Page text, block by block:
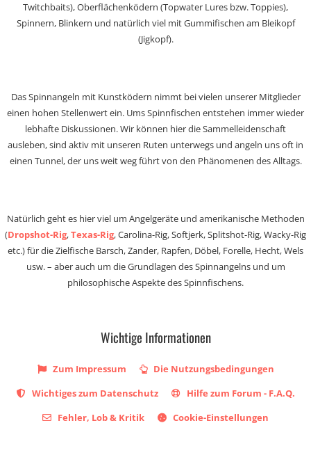
Twitchbaits), Oberflächenködern (Topwater Lures bzw. Toppies),
Spinnern, Blinkern und natürlich viel mit Gummifischen am Bleikopf
(Jigkopf).
Das Spinnangeln mit Kunstködern nimmt bei vielen unserer Mitglieder
einen hohen Stellenwert ein. Ums Spinnfischen entstehen immer wieder
lebhafte Diskussionen. Wir können hier die Sammelleidenschaft
ausleben, sind aktiv mit unseren Ruten unterwegs und angeln uns oft in
einen Tunnel, der uns weit weg führt von den Phänomenen des Alltags.
Natürlich geht es hier viel um Angelgeräte und amerikanische Methoden
(Dropshot-Rig,Texas-Rig, Carolina-Rig, Softjerk, Splitshot-Rig, Wacky-Rig
etc.) für die Zielfische Barsch, Zander, Rapfen, Döbel, Forelle, Hecht, Wels
usw. – aber auch um die Grundlagen des Spinnangelns und um
philosophische Aspekte des Spinnfischens.
Wichtige Informationen
Zum Impressum
Die Nutzungsbedingungen
Wichtiges zum Datenschutz
Hilfe zum Forum - F.A.Q.
Fehler, Lob & Kritik
Cookie-Einstellungen